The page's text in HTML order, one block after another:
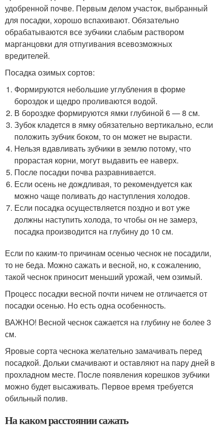
удобренной почве. Первым делом участок, выбранный
для посадки, хорошо вспахивают. Обязательно
обрабатываются все зубчики слабым раствором
марганцовки для отпугивания всевозможных
вредителей.
Посадка озимых сортов:
Формируются небольшие углубления в форме
бороздок и щедро проливаются водой.
В бороздке формируются ямки глубиной 6 — 8 см.
Зубок кладется в ямку обязательно вертикально, если
положить зубчик боком, то он может не вырасти.
Нельзя вдавливать зубчики в землю потому, что
прорастая корни, могут выдавить ее наверх.
После посадки почва разравнивается.
Если осень не дождливая, то рекомендуется как
можно чаще поливать до наступления холодов.
Если посадка осуществляется поздно и вот уже
должны наступить холода, то чтобы он не замерз,
посадка производится на глубину до 10 см.
Если по каким-то причинам осенью чеснок не посадили,
то не беда. Можно сажать и весной, но, к сожалению,
такой чеснок приносит меньший урожай, чем озимый.
Процесс посадки весной почти ничем не отличается от
посадки осенью. Но есть одна особенность.
ВАЖНО! Весной чеснок сажается на глубину не более 3
см.
Яровые сорта чеснока желательно замачивать перед
посадкой. Дольки смачивают и оставляют на пару дней в
прохладном месте. После появления корешков зубчики
можно будет высаживать. Первое время требуется
обильный полив.
На каком расстоянии сажать